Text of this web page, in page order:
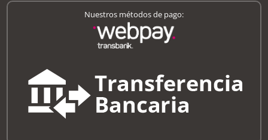
Nuestros métodos de pago: